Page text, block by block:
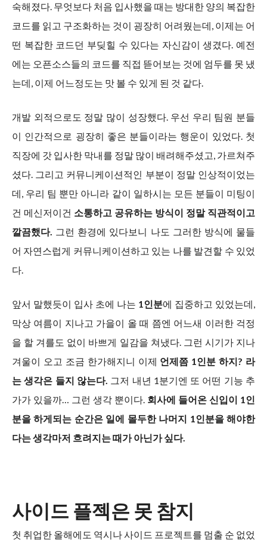
숙해졌다. 무엇보다 처음 입사했을 때는 방대한 양의 복잡한
코드를 읽고 구조화하는 것이 굉장히 어려웠는데, 이제는 어
떤 복잡한 코드던 부딪힐 수 있다는 자신감이 생겼다. 예전
에는 오픈소스들의 코드를 직접 뜯어보는 것에 엄두를 못 냈
는데, 이제 어느정도는 맛 볼 수 있게 된 것 같다.
개발 외적으로도 정말 많이 성장했다. 우선 우리 팀원 분들
이 인간적으로 굉장히 좋은 분들이라는 행운이 있었다. 첫
직장에 갓 입사한 막내를 정말 많이 배려해주셨고, 가르쳐주
셨다. 그리고 커뮤니케이션적인 부분이 정말 인상적이었는
데, 우리 팀 뿐만 아니라 같이 일하시는 모든 분들이 미팅이
건 메신저이건 소통하고 공유하는 방식이 정말 직관적이고
깔끔했다. 그런 환경에 있다보니 나도 그러한 방식에 물들
어 자연스럽게 커뮤니케이션하고 있는 나를 발견할 수 있었
다.
앞서 말했듯이 입사 초에 나는 1인분에 집중하고 있었는데,
막상 여름이 지나고 가을이 올 때 쯤엔 어느새 이러한 걱정
을 할 겨를도 없이 바쁘게 일감을 쳐냈다. 그런 시기가 지나
겨울이 오고 조금 한가해지니 이제 언제쯤 1인분 하지? 라
는 생각은 들지 않는다. 그저 내년 1분기엔 또 어떤 기능 추
가가 있을까… 그런 생각 뿐이다. 회사에 들어온 신입이 1인
분을 하게되는 순간은 일에 몰두한 나머지 1인분을 해야한
다는 생각마저 흐려지는 때가 아닌가 싶다.
사이드 플젝은 못 참지
첫 취업한 올해에도 역시나 사이드 프로젝트를 멈출 순 없었